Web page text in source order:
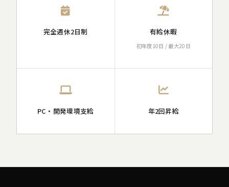
完全週休2日制 有給休暇
初年度10日 / 最大20日
PC・開発環境支給 年2回昇給